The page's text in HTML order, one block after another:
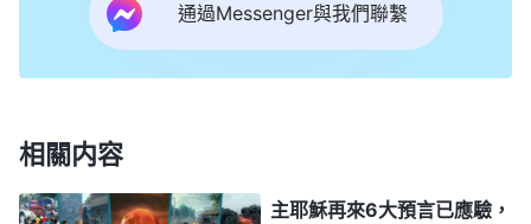
時，我的日子在逼迫着全人類，人都害怕以色列復
國，當復國之日，正是我得榮之日，也是萬物更新變
現之時，東方便被照亮，之後照亮全宇，臨及所有的
人，人若真行出我的公義，怎能害怕呢？我民都在等
通過Messenger與我們聯繫
相關内容
主耶穌再來6大預言已應驗，